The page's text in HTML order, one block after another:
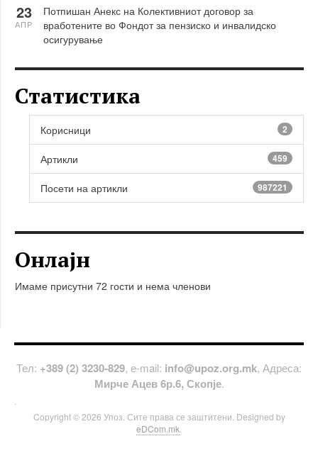
Потпишан Анекс на Колективниот договор за
вработените во Фондот за пензиско и инвалидско
осигурување
23
АПР
Статистика
Корисници 2
Артикли 459
Посети на артикли 987221
Онлајн
Имаме присутни 72 гости и нема членови
Тел: +389 (2) 3230-829, е-mail: info@upoz.org.mk, Адреса:
Мирче Ацев 6р.6, Скопје.
Copyright © 2026 Упоз. Сите права се заштитени. Designed by
eDCom.mk